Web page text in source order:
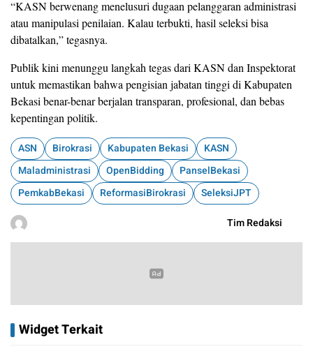
“KASN berwenang menelusuri dugaan pelanggaran administrasi
atau manipulasi penilaian. Kalau terbukti, hasil seleksi bisa
dibatalkan,” tegasnya.
Publik kini menunggu langkah tegas dari KASN dan Inspektorat
untuk memastikan bahwa pengisian jabatan tinggi di Kabupaten
Bekasi benar-benar berjalan transparan, profesional, dan bebas
kepentingan politik.
ASN Birokrasi Kabupaten Bekasi
KASN
Maladministrasi
OpenBidding
PanselBekasi
PemkabBekasi
ReformasiBirokrasi SeleksiJPT
Tim Redaksi
Widget Terkait